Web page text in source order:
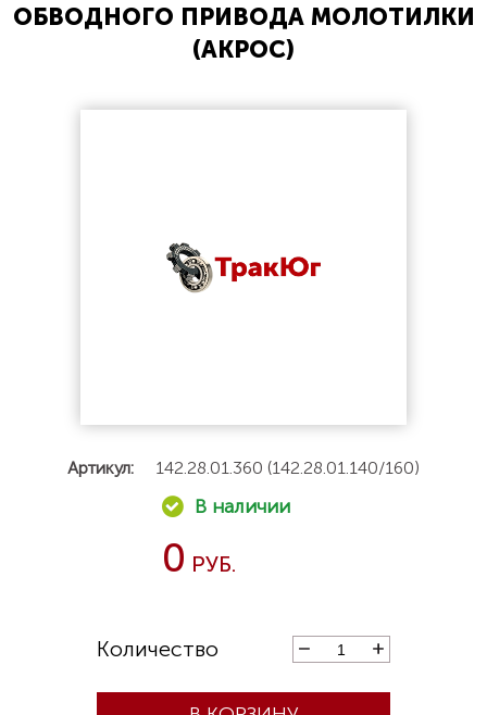
ОБВОДНОГО ПРИВОДА МОЛОТИЛКИ
(АКРОС)
Артикул: 142.28.01.360 (142.28.01.140/160)
0